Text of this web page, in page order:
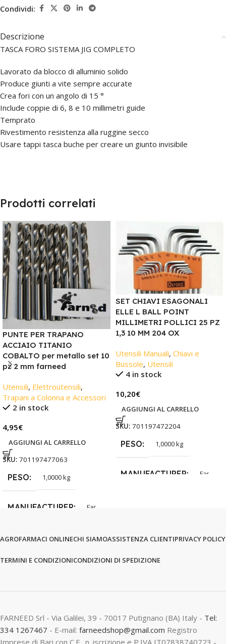
Condividi:
Descrizione
TASCA FORO SISTEMA JIG COMPLETO
Lavorato da blocco di alluminio solido
Produce giunti a vite sempre accurate
Crea fori con un angolo di 15 °
Include coppie di 6, 8 e 10 millimetri guide
Temprato
Rivestimento resistenza alla ruggine secco
Usare tappi tasca buche per creare un giunto invisibile
Prodotti correlati
PUNTE PER TRAPANO
ACCIAIO TITANIO
COBALTO per metallo set 10
pz 2 mm farneed
Utensili, Elettroutensili,
Trapani a Colonna e Accessori
2 in stock
4,95€
AGGIUNGI AL CARRELLO
SKU: 701197477063
PESO 1,0000 kg
MANUFACTURER Far
SET CHIAVI ESAGONALI
ELLE L BALL POINT
MILLIMETRI POLLICI 25 PZ
1,3 10 MM 204 OX
Utensili Manuali, Chiavi e
Bussole, Utensili
4 in stock
10,20€
AGGIUNGI AL CARRELLO
SKU: 701197472204
PESO 1,0000 kg
MANUFACTURER Far
AGROFARMACI ONLINECHI SIAMOASSISTENZA CLIENTIPRIVACY POLICY
TERMINI E CONDIZIONICONDIZIONI DI SPEDIZIONE
FARNEED Srl - Via Galilei, 39 - 70017 Putignano (BA) Italy - Tel:
334 1267467 - E-mail: farneedshop@gmail.com Registro
Imprese di Bari con C.F., n. iscrizione e P.IVA IT07838740723 -